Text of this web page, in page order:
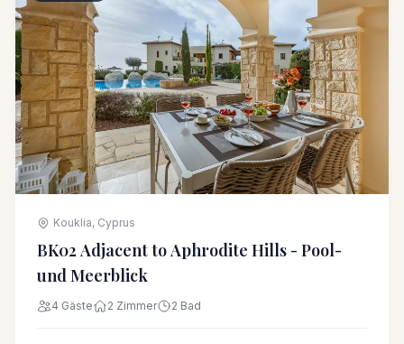
Kouklia, Cyprus
BK02 Adjacent to Aphrodite Hills - Pool-
und Meerblick
4 Gäste 2 Zimmer 2 Bad